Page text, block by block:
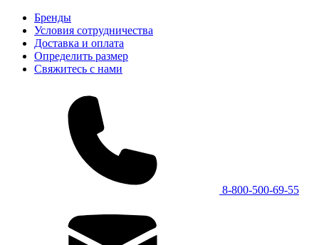
Бренды
Условия сотрудничества
Доставка и оплата
Определить размер
Свяжитесь с нами
8-800-500-69-55